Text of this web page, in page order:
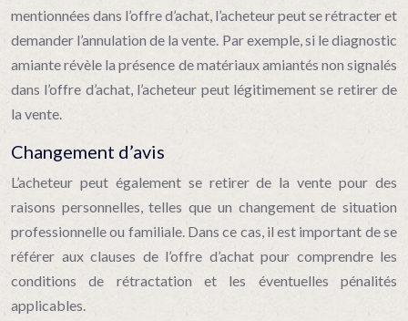
mentionnées dans l’offre d’achat, l’acheteur peut se rétracter et
demander l’annulation de la vente. Par exemple, si le diagnostic
amiante révèle la présence de matériaux amiantés non signalés
dans l’offre d’achat, l’acheteur peut légitimement se retirer de
la vente.
Changement d’avis
L’acheteur peut également se retirer de la vente pour des
raisons personnelles, telles que un changement de situation
professionnelle ou familiale. Dans ce cas, il est important de se
référer aux clauses de l’offre d’achat pour comprendre les
conditions de rétractation et les éventuelles pénalités
applicables.